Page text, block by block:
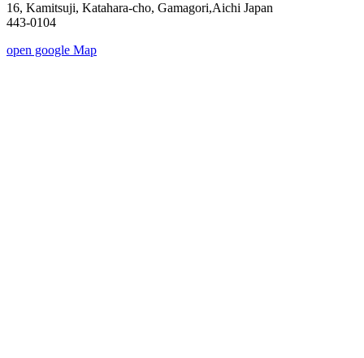
16, Kamitsuji, Katahara-cho, Gamagori,Aichi Japan
443-0104
open google Map